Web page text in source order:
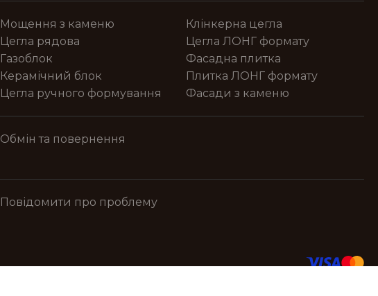
Мощення з каменю
Цегла рядова
Газоблок
Керамічний блок
Цегла ручного формування
Клінкерна цегла
Цегла ЛОНГ формату
Фасадна плитка
Плитка ЛОНГ формату
Фасади з каменю
Обмін та повернення
Повідомити про проблему